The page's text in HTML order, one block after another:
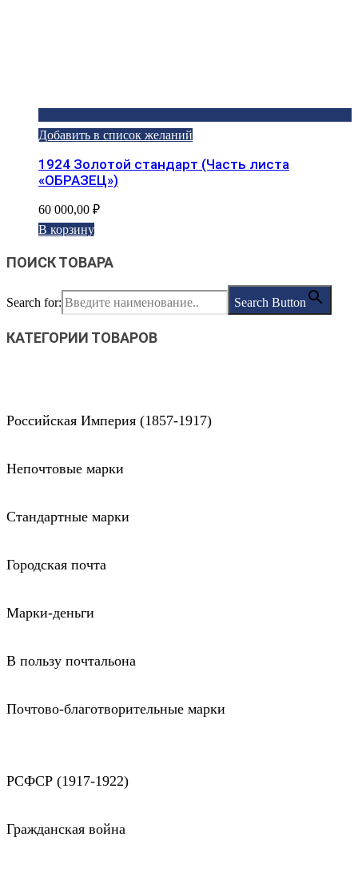
Добавить в список желаний
1924 Золотой стандарт (Часть листа
«ОБРАЗЕЦ»)
60 000,00 ₽
В корзину
ПОИСК ТОВАРА
Search for: Search Button
КАТЕГОРИИ ТОВАРОВ
Российская Империя (1857-1917)
Непочтовые марки
Стандартные марки
Городская почта
Марки-деньги
В пользу почтальона
Почтово-благотворительные марки
РСФСР (1917-1922)
Гражданская война